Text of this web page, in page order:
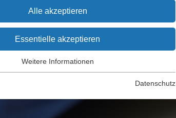
Alle akzeptieren
Essentielle akzeptieren
werden für grundlegende Funktionen der
Weitere Informationen
Datenschutz